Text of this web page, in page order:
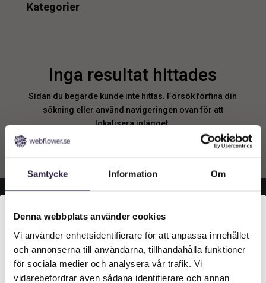
Samtycke Information Om
Denna webbplats använder cookies
Vi använder enhetsidentifierare för att anpassa innehållet
och annonserna till användarna, tillhandahålla funktioner
för sociala medier och analysera vår trafik. Vi
vidarebefordrar även sådana identifierare och annan
Kategorier
Inga resultat hittades
Sidan du begärde kunde inte hittas. Försök förfina din
sökning eller använd navigeringen ovan för att
lokalisera inlägget.

Grustagsgatan 13,
254 64 Helsingborg
 042-33 00 20
Välkommen till Webflower
Vilken typ av kund är du? Du kan alltid justera ditt val
längst upp på sidan.